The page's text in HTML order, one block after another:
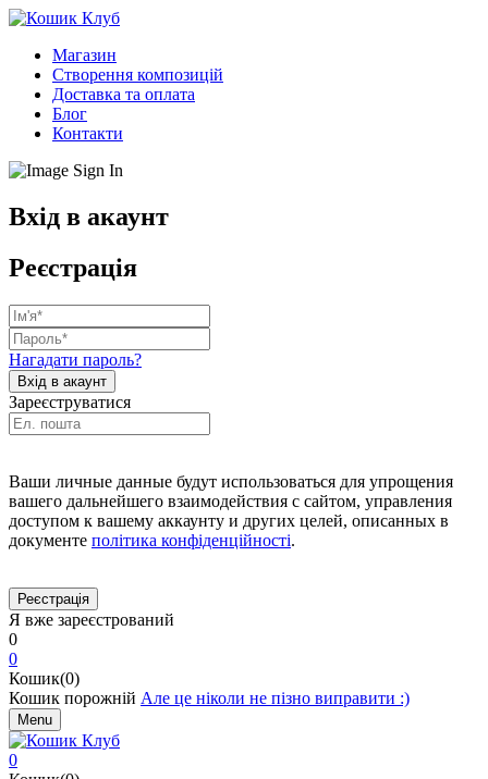
Магазин
Створення композицій
Доставка та оплата
Блог
Контакти
Вхід в акаунт
Реєстрація
Нагадати пароль?
Зареєструватися
Ваши личные данные будут использоваться для упрощения
вашего дальнейшего взаимодействия с сайтом, управления
доступом к вашему аккаунту и других целей, описанных в
документе політика конфіденційності.
Я вже зареєстрований
0
0
Кошик(0)
Кошик порожній Але це ніколи не пізно виправити :)
Menu
0